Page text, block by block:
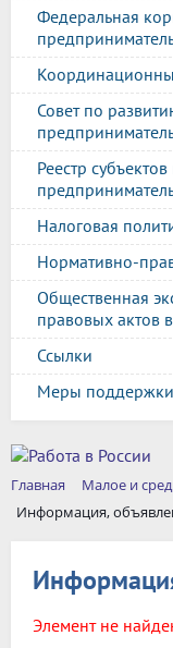
Федеральная
Совет по
Реестр
Налоговая
Нормативно-
Общественная
правовых актов
Ссылки
Меры поддержки
Главная
Малое и
Информация,
Элемент не